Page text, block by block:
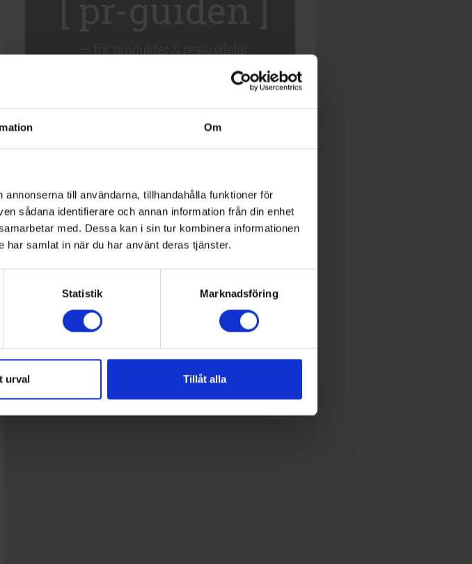
Om
till användarna, tillhandahålla funktioner för
sådana identifierare och annan information från din enhet
med. Dessa kan i sin tur kombinera informationen
har samlat in när du har använt deras tjänster.
Statistik Marknadsföring
urval Tillåt alla